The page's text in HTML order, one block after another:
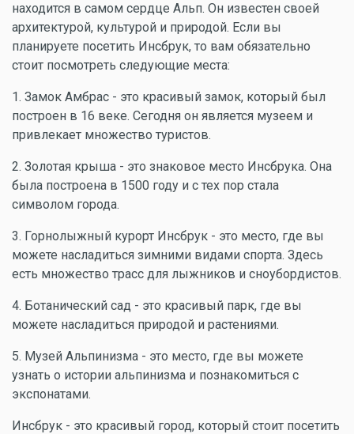
находится в самом сердце Альп. Он известен своей
архитектурой, культурой и природой. Если вы
планируете посетить Инсбрук, то вам обязательно
стоит посмотреть следующие места:
1. Замок Амбрас - это красивый замок, который был
построен в 16 веке. Сегодня он является музеем и
привлекает множество туристов.
2. Золотая крыша - это знаковое место Инсбрука. Она
была построена в 1500 году и с тех пор стала
символом города.
3. Горнолыжный курорт Инсбрук - это место, где вы
можете насладиться зимними видами спорта. Здесь
есть множество трасс для лыжников и сноубордистов.
4. Ботанический сад - это красивый парк, где вы
можете насладиться природой и растениями.
5. Музей Альпинизма - это место, где вы можете
узнать о истории альпинизма и познакомиться с
экспонатами.
Инсбрук - это красивый город, который стоит посетить